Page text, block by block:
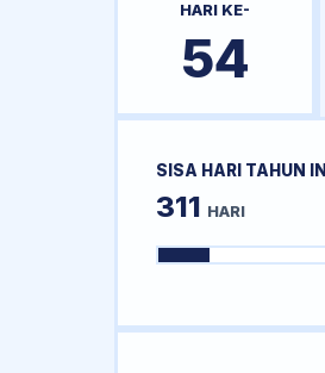
HARI KE-
54
SISA HARI TAHUN INI
311 HARI